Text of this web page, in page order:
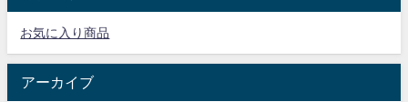
お気に入り商品
アーカイブ